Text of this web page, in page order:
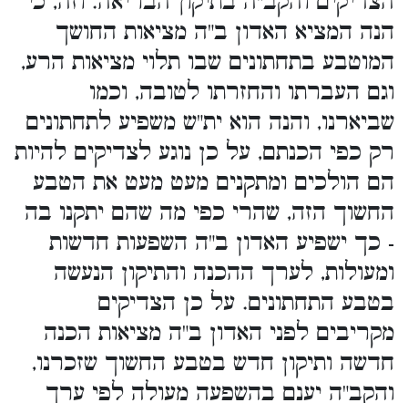
הנה המציא האדון ב"ה מציאות החושך
המוטבע בתחתונים שבו תלוי מציאות הרע,
וגם העברתו והחזרתו לטובה, וכמו
שביארנו, והנה הוא ית"ש משפיע לתחתונים
רק כפי הכנתם, על כן נוגע לצדיקים להיות
הם הולכים ומתקנים מעט מעט את הטבע
החשוך הזה, שהרי כפי מה שהם יתקנו בה
- כך ישפיע האדון ב"ה השפעות חדשות
ומעולות, לערך ההכנה והתיקון הנעשה
בטבע התחתונים. על כן הצדיקים
מקריבים לפני האדון ב"ה מציאות הכנה
חדשה ותיקון חדש בטבע החשוך שזכרנו,
והקב"ה יענם בהשפעה מעולה לפי ערך